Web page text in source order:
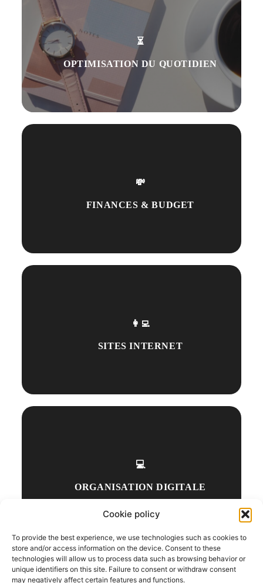
Cookie policy
To provide the best experience, we use technologies such as cookies to
store and/or access information on the device. Consent to these
technologies will allow us to process data such as browsing behavior or
unique identifiers on this site. Failure to consent or withdraw consent
may negatively affect certain features and functions.
⏳
OPTIMISATION DU QUOTIDIEN
💸
FINANCES & BUDGET
👩‍💻
SITES INTERNET
💻
ORGANISATION DIGITALE